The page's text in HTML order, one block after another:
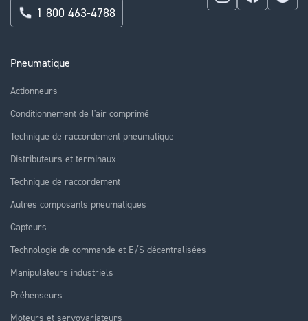
Pneumatique
Actionneurs
Conditionnement de l'air comprimé
Technique de raccordement pneumatique
Distributeurs et terminaux
Technique de raccordement
Autres composants pneumatiques
Capteurs
Technologie de commande et E/S décentralisées
Manipulateurs industriels
Préhenseurs
Moteurs et servovariateurs
1 800 463-4788